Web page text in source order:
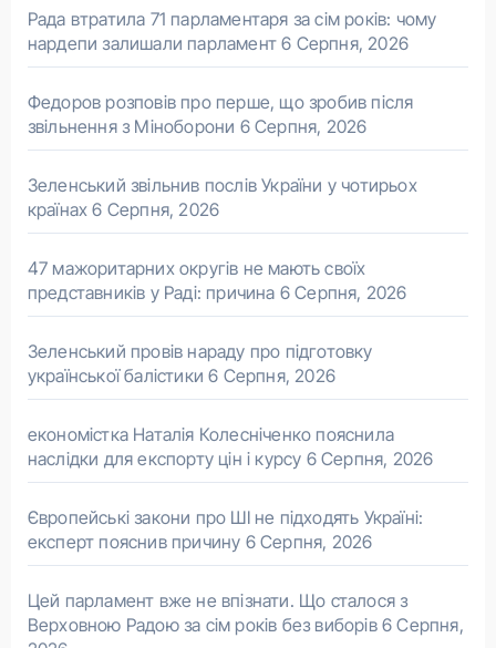
Рада втратила 71 парламентаря за сім років: чому
нардепи залишали парламент 6 Серпня, 2026
Федоров розповів про перше, що зробив після
звільнення з Міноборони 6 Серпня, 2026
Зеленський звільнив послів України у чотирьох
країнах 6 Серпня, 2026
47 мажоритарних округів не мають своїх
представників у Раді: причина 6 Серпня, 2026
Зеленський провів нараду про підготовку
української балістики 6 Серпня, 2026
економістка Наталія Колесніченко пояснила
наслідки для експорту цін і курсу 6 Серпня, 2026
Європейські закони про ШІ не підходять Україні:
експерт пояснив причину 6 Серпня, 2026
Цей парламент вже не впізнати. Що сталося з
Верховною Радою за сім років без виборів 6 Серпня,